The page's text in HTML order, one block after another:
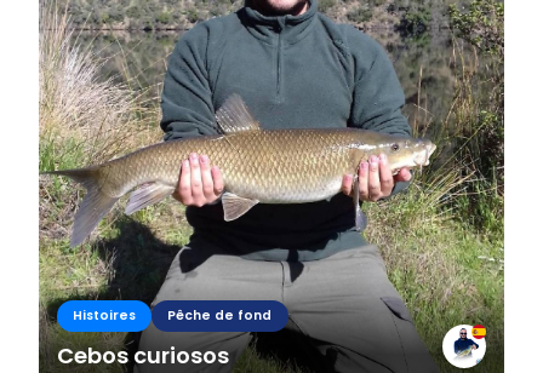
Histoires Pêche de fond
Cebos curiosos